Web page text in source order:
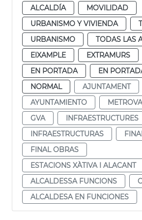
ALCALDÍA
MOVILIDAD
URBANISMO Y VIVIENDA
URBANISMO
TODAS LAS
EIXAMPLE
EXTRAMURS
EN PORTADA
EN
NORMAL
AJUNTAMENT
AYUNTAMIENTO
GVA
INFRAESTRUCTURES
INFRAESTRUCTURAS
FINAL OBRAS
ESTACIONS XÀTIVA I ALACANT
ALCALDESSA FUNCIONS
ALCALDESA EN FUNCIONES